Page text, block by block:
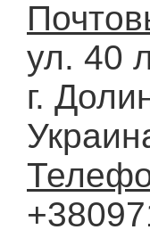
ул. 40
г.